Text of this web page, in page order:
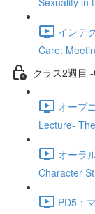
インテ
Care:
クラス2週目
オープ
Lecture-
オーラ
Character
PD5：